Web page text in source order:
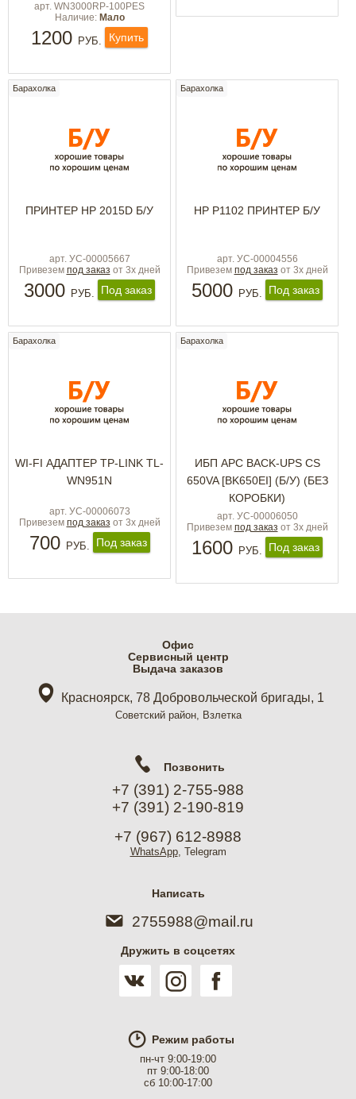
арт. WN3000RP-100PES
Наличие: Мало
1200 РУБ. Купить
Барахолка
ПРИНТЕР HP 2015D Б/У
арт. УС-00005667
Привезем под заказ от 3х дней
3000 РУБ. Под заказ
Барахолка
HP P1102 ПРИНТЕР Б/У
арт. УС-00004556
Привезем под заказ от 3х дней
5000 РУБ. Под заказ
Барахолка
WI-FI АДАПТЕР TP-LINK TL-
WN951N
арт. УС-00006073
Привезем под заказ от 3х дней
700 РУБ. Под заказ
Барахолка
ИБП APC BACK-UPS CS
650VA [BK650EI] (Б/У) (БЕЗ
КОРОБКИ)
арт. УС-00006050
Привезем под заказ от 3х дней
1600 РУБ. Под заказ
Офис
Cервисный центр
Выдача заказов
Красноярск, 78 Добровольческой бригады, 1
Советский район, Взлетка
Позвонить
+7 (391) 2-755-988
+7 (391) 2-190-819
+7 (967) 612-8988
WhatsApp, Telegram
Написать
2755988@mail.ru
Дружить в соцсетях
Режим работы
пн-чт 9:00-19:00
пт 9:00-18:00
сб 10:00-17:00